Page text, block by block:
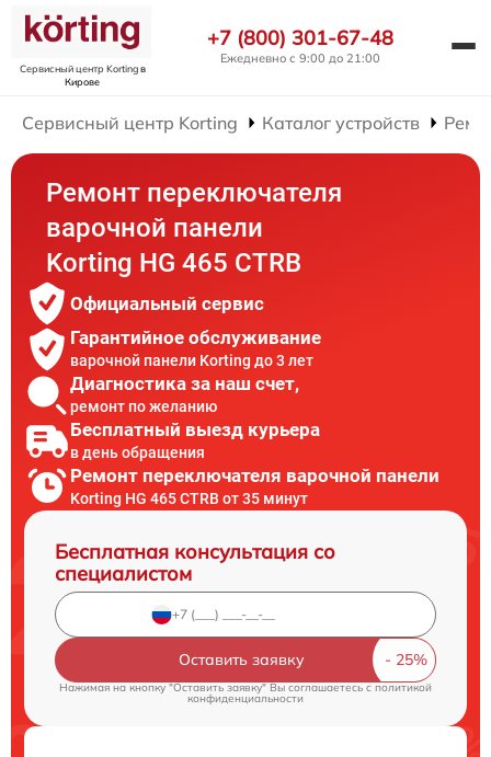
Сервисный центр Kortingв
Кирове
+7 (800) 301-67-48
Ежедневно с 9:00 до 21:00
Сервисный центр Korting Каталог устройств
Ремонт переключателя
варочной панели
Korting HG 465 CTRB
Официальный сервис
Гарантийное обслуживание
варочной панели Korting до 3 лет
Диагностика за наш счет,
ремонт по желанию
Бесплатный выезд курьера
в день обращения
Ремонт переключателя варочной панели
Korting HG 465 CTRB от 35 минут
Бесплатная консультация со
специалистом
Оставить заявку
Нажимая на кнопку "Оставить заявку" Вы соглашаетесь cполитикой
конфиденциальности